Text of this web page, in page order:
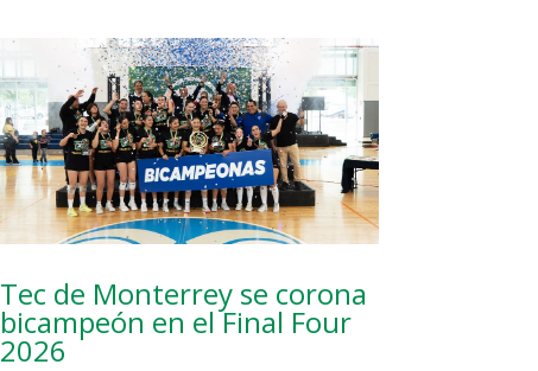
Tec de Monterrey se corona
bicampeón en el Final Four
2026